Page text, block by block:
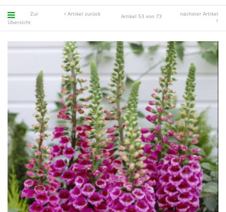
Zur
Übersicht
Artikel zurück Artikel 53 von 73 nächster Artikel